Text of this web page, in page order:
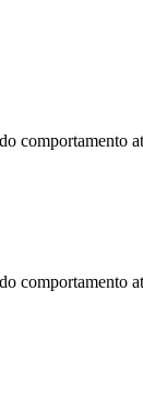
comportamento
comportamento